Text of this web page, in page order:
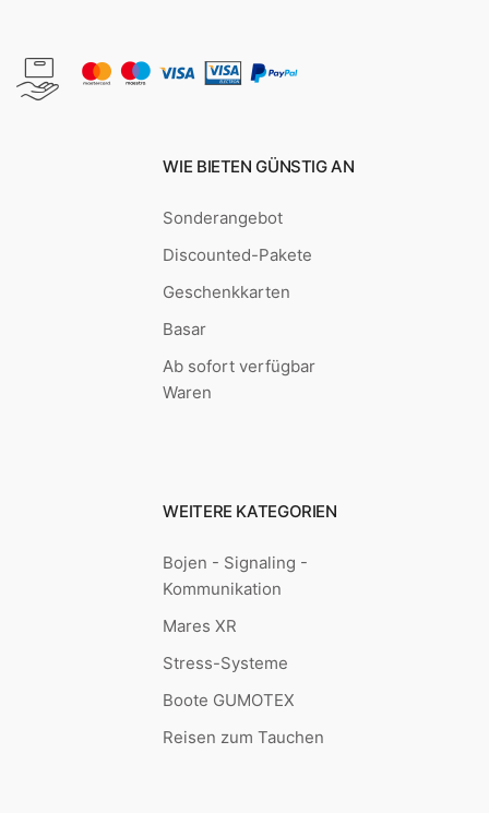
WIE BIETEN GÜNSTIG AN
Sonderangebot
Discounted-Pakete
Geschenkkarten
Basar
Ab sofort verfügbar
Waren
WEITERE KATEGORIEN
Bojen - Signaling -
Kommunikation
Mares XR
Stress-Systeme
Boote GUMOTEX
Reisen zum Tauchen